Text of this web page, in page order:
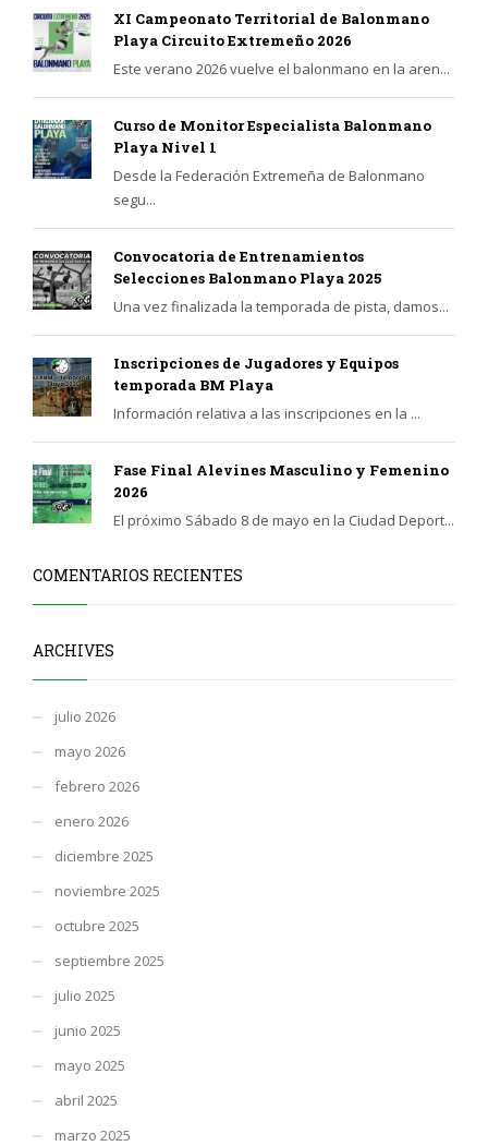
XI Campeonato Territorial de Balonmano
Playa Circuito Extremeño 2026
Este verano 2026 vuelve el balonmano en la aren...
Curso de Monitor Especialista Balonmano
Playa Nivel 1
Desde la Federación Extremeña de Balonmano
segu...
Convocatoria de Entrenamientos
Selecciones Balonmano Playa 2025
Una vez finalizada la temporada de pista, damos...
Inscripciones de Jugadores y Equipos
temporada BM Playa
Información relativa a las inscripciones en la ...
Fase Final Alevines Masculino y Femenino
2026
El próximo Sábado 8 de mayo en la Ciudad Deport...
COMENTARIOS RECIENTES
ARCHIVES
julio 2026
mayo 2026
febrero 2026
enero 2026
diciembre 2025
noviembre 2025
octubre 2025
septiembre 2025
julio 2025
junio 2025
mayo 2025
abril 2025
marzo 2025